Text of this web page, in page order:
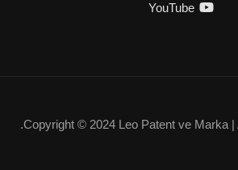
YouTube
Copyright © 2024 Leo Patent ve Marka |